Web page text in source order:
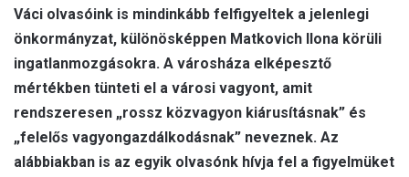
n
i
l
Váci olvasóink is mindinkább felfigyeltek a jelenlegi
önkormányzat, különösképpen Matkovich Ilona körüli
ingatlanmozgásokra. A városháza elképesztő
mértékben tünteti el a városi vagyont, amit
rendszeresen „rossz közvagyon kiárusításnak” és
„felelős vagyongazdálkodásnak” neveznek. Az
alábbiakban is az egyik olvasónk hívja fel a figyelmüket